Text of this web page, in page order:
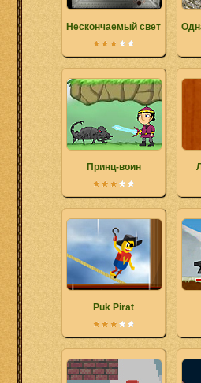
Нескончаемый свет
Принц-воин
Puk Pirat